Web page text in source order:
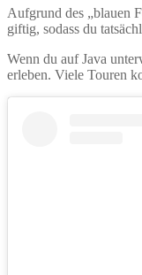
Aufgrund des „blauen
giftig, sodass du
Wenn du auf Java
erleben. Viele Touren